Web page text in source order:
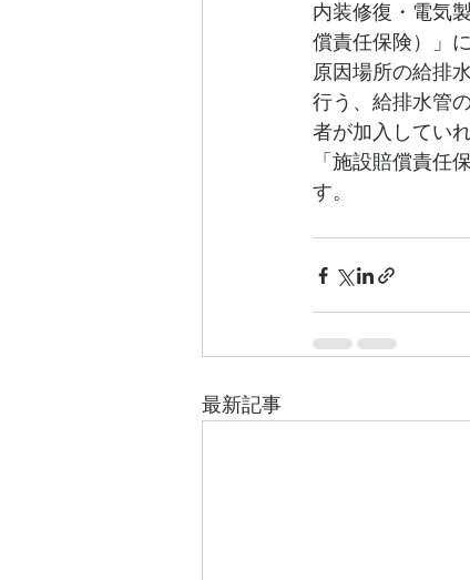
内装修復・電気
償責任保険）」
原因場所の給排
行う、給排水管
者が加入してい
「施設賠償責任
す。
最新記事